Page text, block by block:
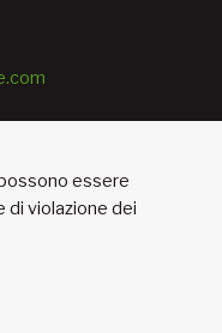
essere
di violazione dei